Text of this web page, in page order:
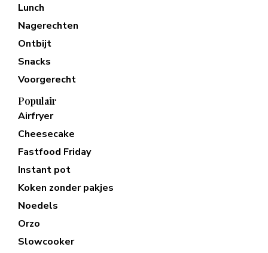
Lunch
Nagerechten
Ontbijt
Snacks
Voorgerecht
Populair
Airfryer
Cheesecake
Fastfood Friday
Instant pot
Koken zonder pakjes
Noedels
Orzo
Slowcooker